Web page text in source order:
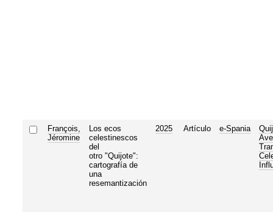
François,
Jéromine
Los ecos
celestinescos
del
otro "Quijote":
cartografía de
una
resemantización
2025 Artículo e-Spania